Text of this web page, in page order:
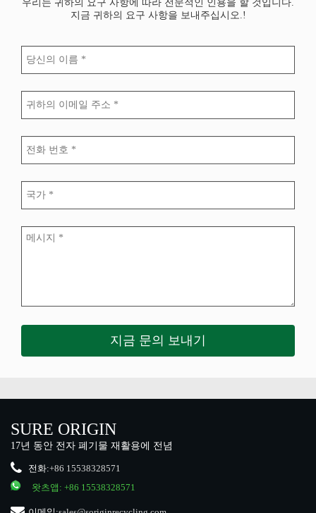
우리는 귀하의 요구 사항에 따라 전문적인 인용을 할 것입니다.
지금 귀하의 요구 사항을 보내주십시오.!
SURE ORIGIN
17년 동안 전자 폐기물 재활용에 전념
전화:+86 15538328571
왓츠앱: +86 15538328571